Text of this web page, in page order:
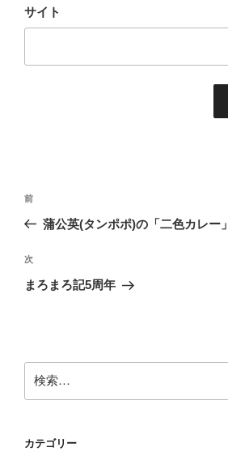
サイト
投
ビ
ゲ
ン
前
の
稿
前
蒲公英(タンポポ)の「二色カレー」
次
の
次
まろまろ記5周年
索:
カテゴリー